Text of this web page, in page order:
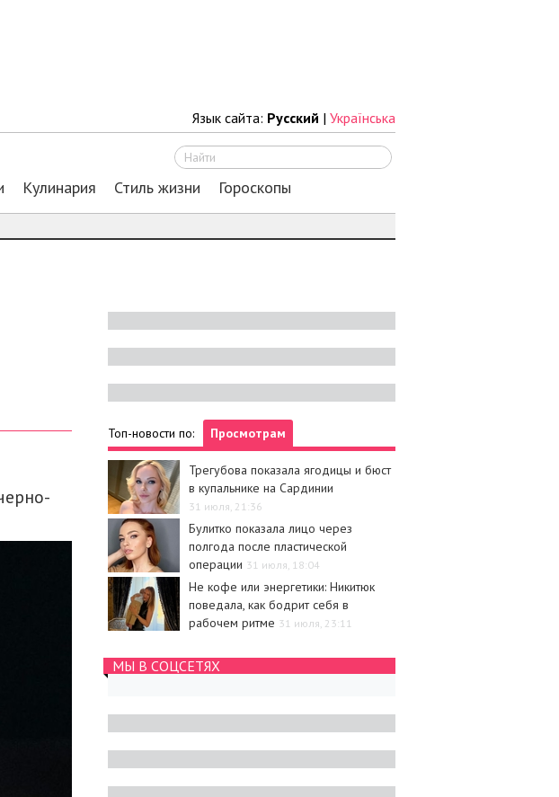
Язык сайта: Русский | Українська
Кулинария Стиль жизни Гороскопы
Топ-новости по: Просмотрам
Трегубова показала ягодицы и бюст
в купальнике на Сардинии
31 июля, 21:36
Булитко показала лицо через
полгода после пластической
операции 31 июля, 18:04
Не кофе или энергетики: Никитюк
поведала, как бодрит себя в
рабочем ритме 31 июля, 23:11
МЫ В СОЦСЕТЯХ